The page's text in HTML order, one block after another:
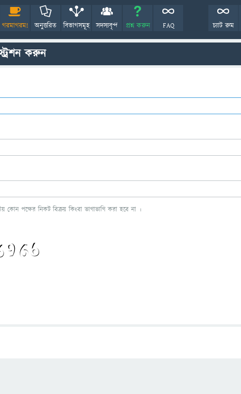
গরমাগরম! অনুত্তরিত বিভাগসমূহ সদস্যবৃন্দ প্রশ্ন করুন FAQ চ্যাট রুম
করুন
কোন পক্ষের নিকট বিক্রয় কিংবা ভাগাভাগি করা হবে না ।